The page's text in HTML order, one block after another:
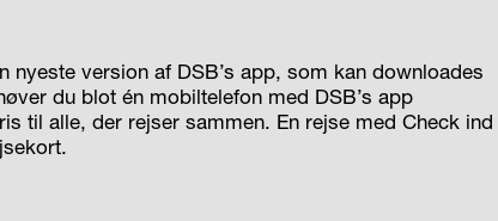
nyeste version af DSB’s app, som kan downloades
du blot én mobiltelefon med DSB’s app
til alle, der rejser sammen. En rejse med Check ind